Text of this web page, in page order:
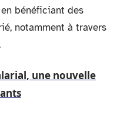
bénéficiant des
notamment à travers
une nouvelle